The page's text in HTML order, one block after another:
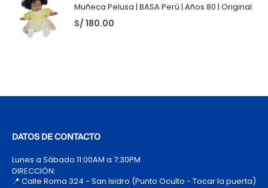
Muñeca Pelusa | BASA Perú | Años 80 | Original
S/ 180.00
DATOS DE CONTACTO
Lunes a Sábado 11:00AM a 7:30PM
DIRECCIÓN:
📍 Calle Roma 324 - San Isidro (Punto Oculto - Tocar la puerta)